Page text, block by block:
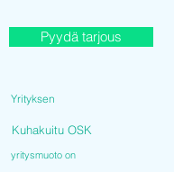
Pyydä tarjous
Yrityksen
Kuhakuitu OSK
yritysmuoto on